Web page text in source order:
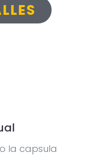
la capsula